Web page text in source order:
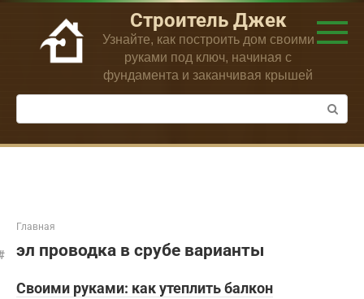
Перейти
контенту
Строитель Джек
Узнайте, как построить дом своими
руками под ключ, начиная с
фундамента и заканчивая крышей
Поиск:
Главная
эл проводка в срубе варианты
Своими руками: как утеплить балкон